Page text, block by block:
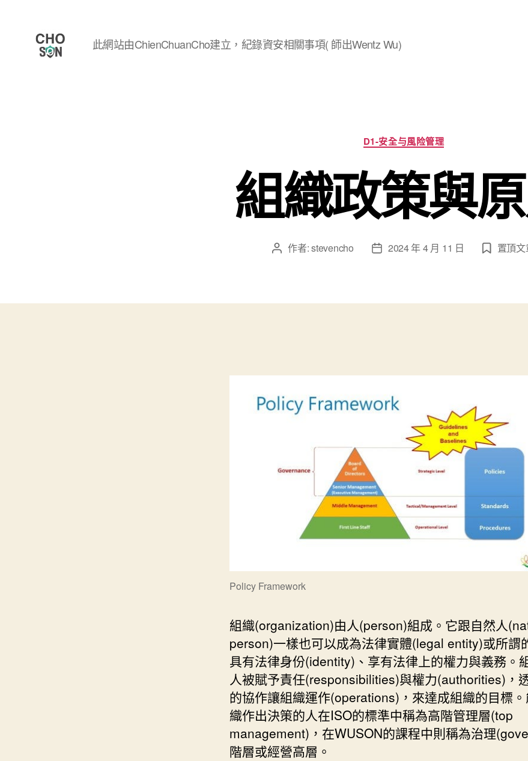
此網站由ChienChuanCho建立，紀錄資安相關事項( 師出Wentz Wu)
分
類
D1-安全与風险管理
組織政策與
文 作者:stevencho
文
日
2024 年 4 月 11 日 置頂
Policy Framework
組織(organization)由人(person)組成。它跟自然人
person)一樣也可以成為法律實體(legal entity)或所謂
具有法律身份(identity)、享有法律上的權力與義務。
人被賦予責任(responsibilities)與權力(authorities)，
的協作讓組織運作(operations)，來達成組織的目標
織作出決策的人在ISO的標準中稱為高階管理層(top
management)，在WUSON的課程中則稱為治理
階層或經營高層。